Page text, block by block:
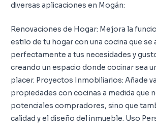
diversas aplicaciones en Mogán:
Renovaciones de Hogar: Mejora la
estilo de tu hogar con una cocina que se
perfectamente a tus necesidades y
creando un espacio donde cocinar sea
placer. Proyectos Inmobiliarios: Añade
propiedades con cocinas a medida que
potenciales compradores, sino que
calidad y el diseño del inmueble. Uso